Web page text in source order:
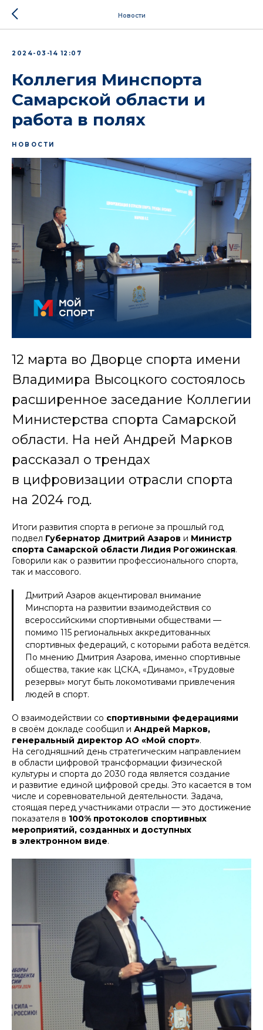
Новости
2024-03-14 12:07
Коллегия Минспорта
Самарской области и
работа в полях
НОВОСТИ
12 марта во Дворце спорта имени
Владимира Высоцкого состоялось
расширенное заседание Коллегии
Министерства спорта Самарской
области. На ней Андрей Марков
рассказал о трендах
в цифровизации отрасли спорта
на 2024 год.
Итоги развития спорта в регионе за прошлый год
подвел Губернатор Дмитрий Азаров и Министр
спорта Самарской области Лидия Рогожинская.
Говорили как о развитии профессионального спорта,
так и массового.
Дмитрий Азаров акцентировал внимание
Минспорта на развитии взаимодействия со
всероссийскими спортивными обществами —
помимо 115 региональных аккредитованных
спортивных федераций, с которыми работа ведётся.
По мнению Дмитрия Азарова, именно спортивные
общества, такие как ЦСКА, «Динамо», «Трудовые
резервы» могут быть локомотивами привлечения
людей в спорт.
О взаимодействии со спортивными федерациями
в своём докладе сообщил и Андрей Марков,
генеральный директор АО «Мой спорт».
На сегодняшний день стратегическим направлением
в области цифровой трансформации физической
культуры и спорта до 2030 года является создание
и развитие единой цифровой среды. Это касается в том
числе и соревновательной деятельности. Задача,
стоящая перед участниками отрасли — это достижение
показателя в 100% протоколов спортивных
мероприятий, созданных и доступных
в электронном виде.